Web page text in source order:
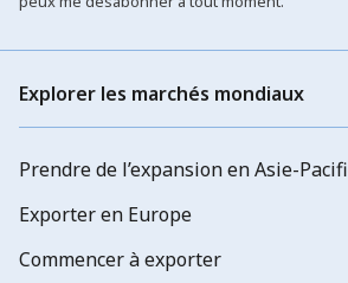
Explorer les marchés mondiaux
Prendre de l’expansion en Asie-
Exporter en Europe
Commencer à exporter